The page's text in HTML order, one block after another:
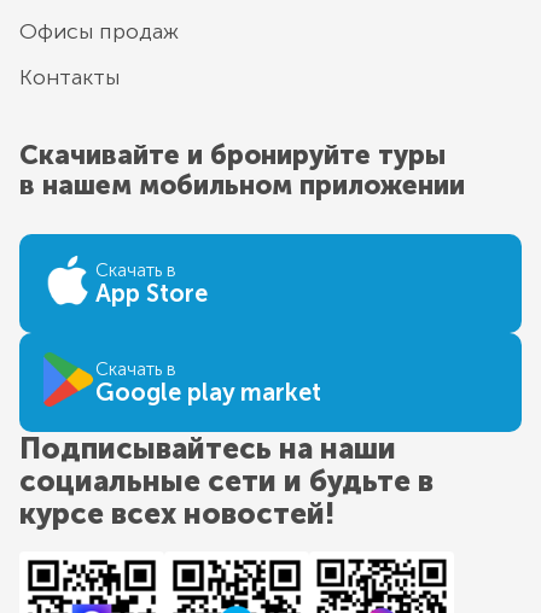
Офисы продаж
Контакты
Скачивайте и бронируйте туры
в нашем мобильном приложении
Скачать в
App Store
Скачать в
Google play market
Подписывайтесь на наши
социальные сети и будьте в
курсе всех новостей!